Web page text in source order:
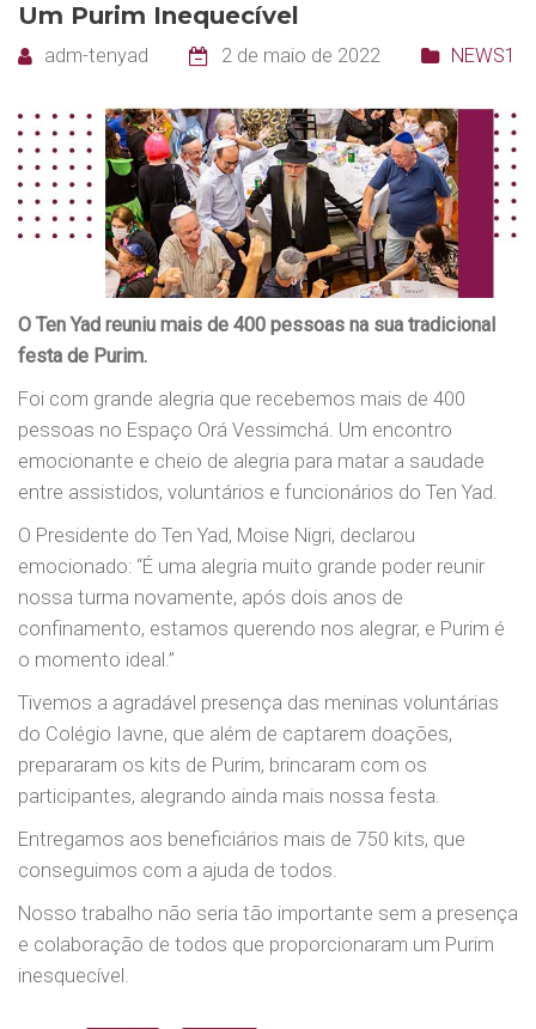
Um Purim Inequecível
adm-tenyad 2 de maio de 2022 NEWS1
O Ten Yad reuniu mais de 400 pessoas na sua tradicional
festa de Purim.
Foi com grande alegria que recebemos mais de 400
pessoas no Espaço Orá Vessimchá. Um encontro
emocionante e cheio de alegria para matar a saudade
entre assistidos, voluntários e funcionários do Ten Yad.
O Presidente do Ten Yad, Moise Nigri, declarou
emocionado: “É uma alegria muito grande poder reunir
nossa turma novamente, após dois anos de
confinamento, estamos querendo nos alegrar, e Purim é
o momento ideal.”
Tivemos a agradável presença das meninas voluntárias
do Colégio Iavne, que além de captarem doações,
prepararam os kits de Purim, brincaram com os
participantes, alegrando ainda mais nossa festa.
Entregamos aos beneficiários mais de 750 kits, que
conseguimos com a ajuda de todos.
Nosso trabalho não seria tão importante sem a presença
e colaboração de todos que proporcionaram um Purim
inesquecível.